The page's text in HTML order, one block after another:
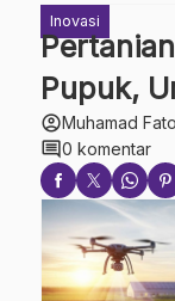
Inovasi
Pupuk,
account_circleMuhamad
comment0 komentar